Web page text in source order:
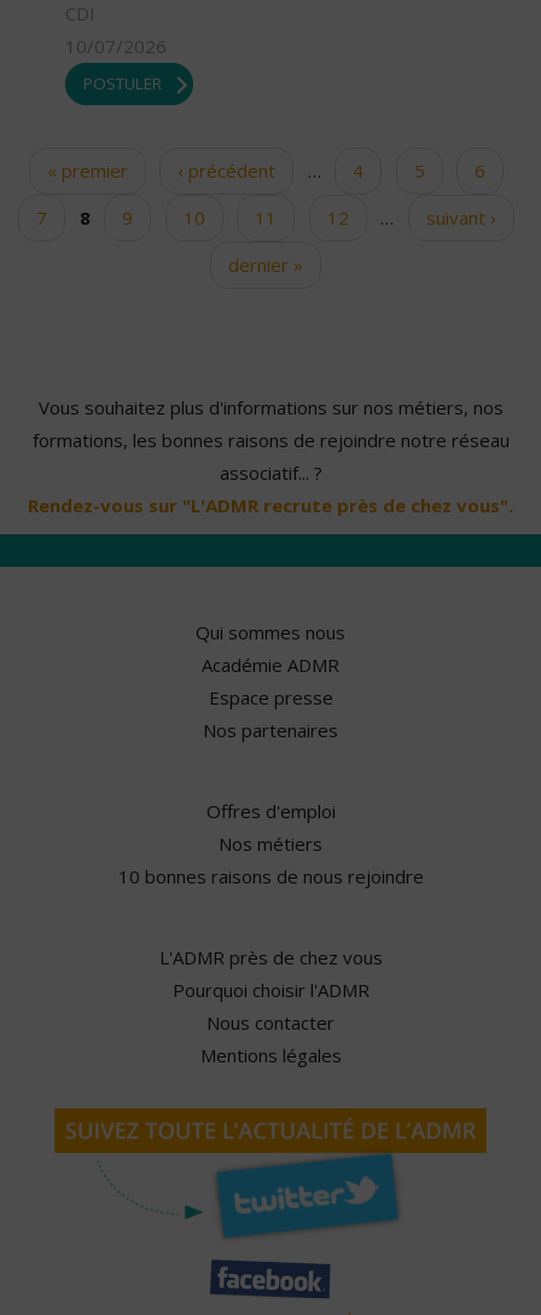
CDI
10/07/2026
POSTULER
Pages« premier ‹ précédent … 4 5
6
7
8 9 10 11 12 …
suivant ›
dernier »
Vous souhaitez plus d'informations sur nos métiers, nos
formations, les bonnes raisons de rejoindre notre réseau
associatif... ?
Rendez-vous sur "L'ADMR recrute près de chez vous".
Qui sommes nous
Académie ADMR
Espace presse
Nos partenaires
Offres d'emploi
Nos métiers
10 bonnes raisons de nous rejoindre
L'ADMR près de chez vous
Pourquoi choisir l'ADMR
Nous contacter
Mentions légales